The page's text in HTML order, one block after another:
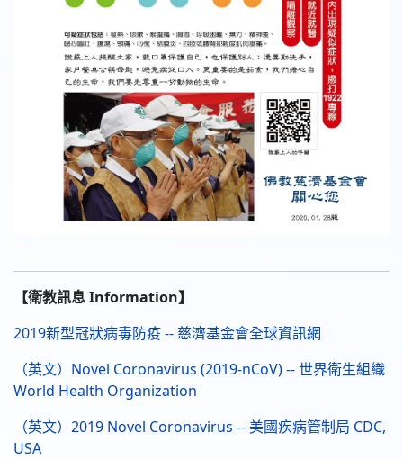
【衛教訊息 Information】
2019新型冠狀病毒防疫 -- 慈濟基金會全球資訊網
（英文）Novel Coronavirus (2019-nCoV) -- 世界衛生組織
World Health Organization
（英文）2019 Novel Coronavirus -- 美國疾病管制局 CDC,
USA